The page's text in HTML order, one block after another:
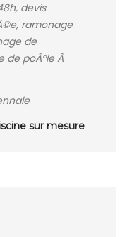
devis
ramonage
de
de poÃªle Ã
sur mesure